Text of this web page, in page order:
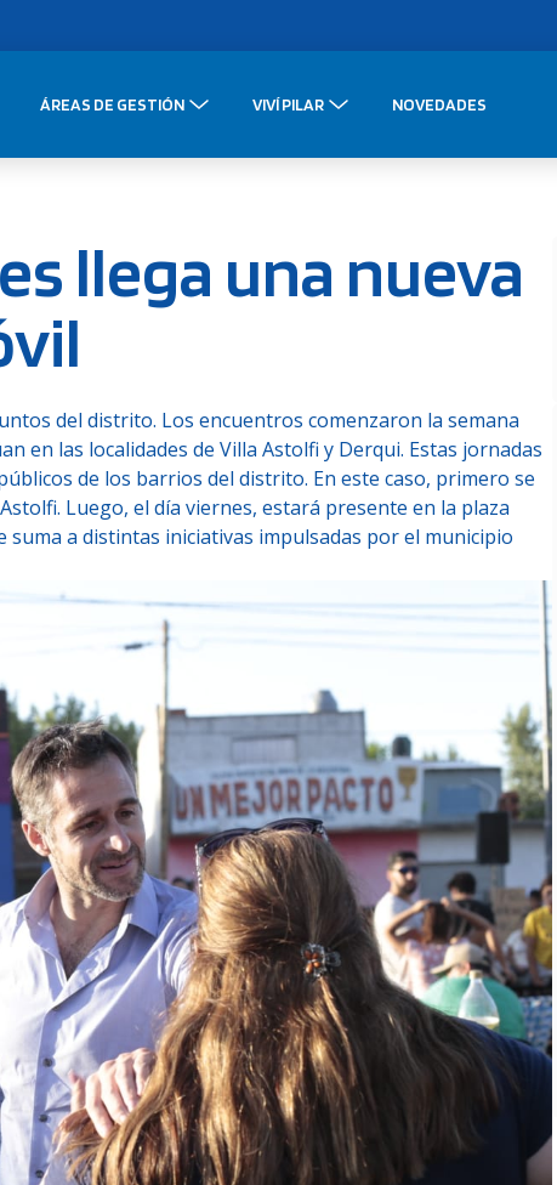
ÁREAS DE GESTIÓN VIVÍ PILAR NOVEDADES
llega una nueva
del distrito. Los encuentros comenzaron la semana
en las localidades de Villa Astolfi y Derqui. Estas jornadas
de los barrios del distrito. En este caso, primero se
Luego, el día viernes, estará presente en la plaza
suma a distintas iniciativas impulsadas por el municipio